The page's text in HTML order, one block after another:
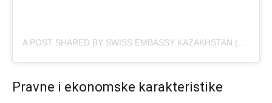
Pravne i ekonomske karakteristike